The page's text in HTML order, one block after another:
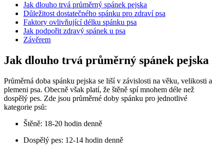
Jak dlouho trvá průměrný spánek pejska
Důležitost dostatečného spánku pro zdraví psa
Faktory ovlivňující délku spánku psa
Jak podpořit zdravý spánek u psa
Závěrem
Jak dlouho trvá průměrný spánek pejska
Průměrná doba spánku pejska se liší v závislosti na věku, velikosti a
plemeni psa. Obecně však platí, že štěně spí mnohem déle než
dospělý pes. Zde jsou průměrné doby spánku pro jednotlivé
kategorie psů:
Štěně: 18-20 hodin denně
Dospělý pes: 12-14 hodin denně